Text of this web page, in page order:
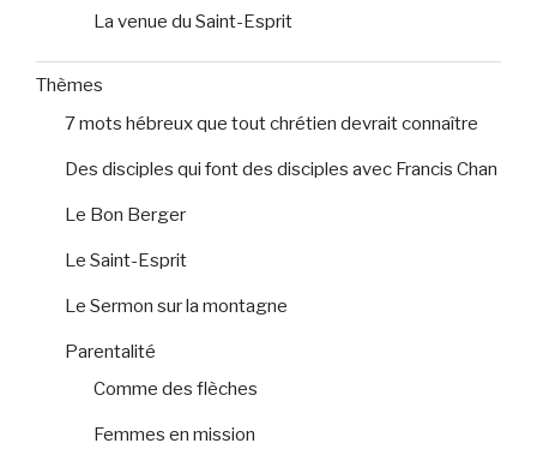
La venue du Saint-Esprit
Thèmes
7 mots hébreux que tout chrétien devrait connaître
Des disciples qui font des disciples avec Francis Chan
Le Bon Berger
Le Saint-Esprit
Le Sermon sur la montagne
Parentalité
Comme des flèches
Femmes en mission